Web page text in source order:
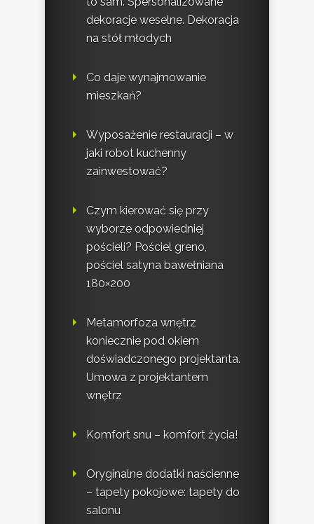
dekoracje weselne. Dekoracja
na stół młodych
Co daje wynajmowanie
mieszkań?
Wyposażenie restauracji – w
jaki robot kuchenny
zainwestować?
Czym kierować się przy
wyborze odpowiedniej
pościeli? Pościel greno,
pościel satyna bawełniana
180×200
Metamorfoza wnętrz
koniecznie pod okiem
doświadczonego projektanta.
Umowa z projektantem
wnętrz
Komfort snu – komfort życia!
Oryginalne dodatki naścienne
– tapety pokojowe: tapety do
salonu